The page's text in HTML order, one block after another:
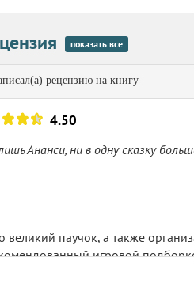
показать все
рецензию на книгу
4.50
Ананси, ни в одну сказку
великий паучок, а также
игровой
За